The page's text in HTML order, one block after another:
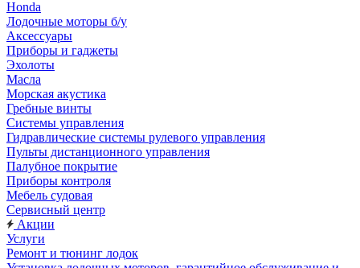
Honda
Лодочные моторы б/у
Аксессуары
Приборы и гаджеты
Эхолоты
Масла
Морская акустика
Гребные винты
Системы управления
Гидравлические системы рулевого управления
Пульты дистанционного управления
Палубное покрытие
Приборы контроля
Мебель судовая
Сервисный центр
Акции
Услуги
Ремонт и тюнинг лодок